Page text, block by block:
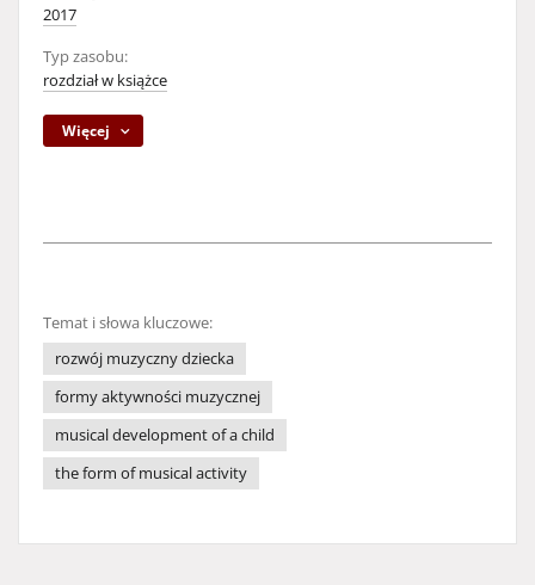
2017
Typ zasobu:
rozdział w książce
Więcej
Temat i słowa kluczowe:
rozwój muzyczny dziecka
formy aktywności muzycznej
musical development of a child
the form of musical activity